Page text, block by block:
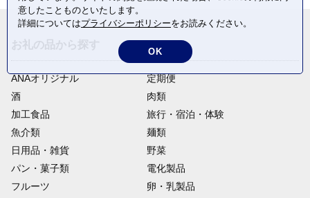
ANAオリジナル
定期便
酒
肉類
加工食品
旅行・宿泊・体験
魚介類
麺類
日用品・雑貨
野菜
パン・菓子類
電化製品
フルーツ
卵・乳製品
意したことものといたします。
詳細についてはプライバシーポリシーをお読みください。
OK